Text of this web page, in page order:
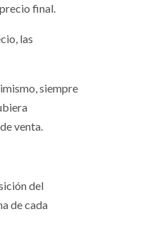
final.
las
siempre
venta.
del
de cada